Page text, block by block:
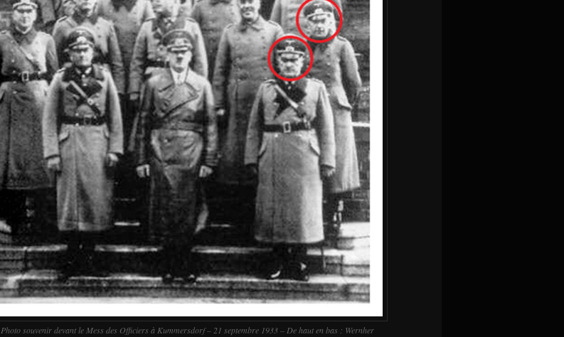
Photo souvenir devant le Mess des Officiers à Kummersdorf – 21 septembre 1933 – De haut en bas : Wernher